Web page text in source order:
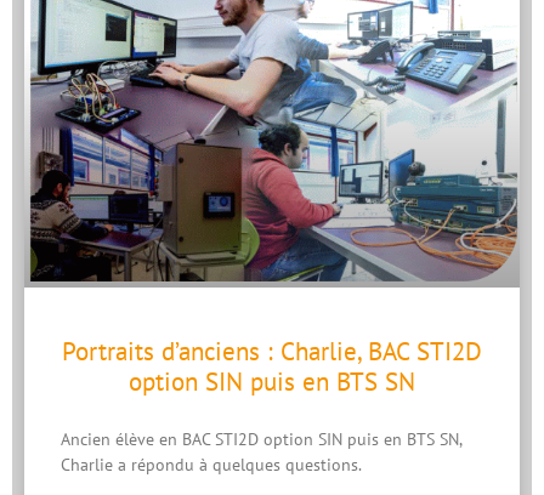
Portraits d’anciens : Charlie, BAC STI2D
option SIN puis en BTS SN
Ancien élève en BAC STI2D option SIN puis en BTS SN,
Charlie a répondu à quelques questions.